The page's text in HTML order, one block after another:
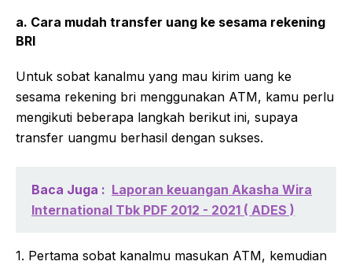
a. Cara mudah transfer uang ke sesama rekening
BRI
Untuk sobat kanalmu yang mau kirim uang ke
sesama rekening bri menggunakan ATM, kamu perlu
mengikuti beberapa langkah berikut ini, supaya
transfer uangmu berhasil dengan sukses.
Baca Juga : Laporan keuangan Akasha Wira
International Tbk PDF 2012 - 2021 ( ADES )
1. Pertama sobat kanalmu masukan ATM, kemudian